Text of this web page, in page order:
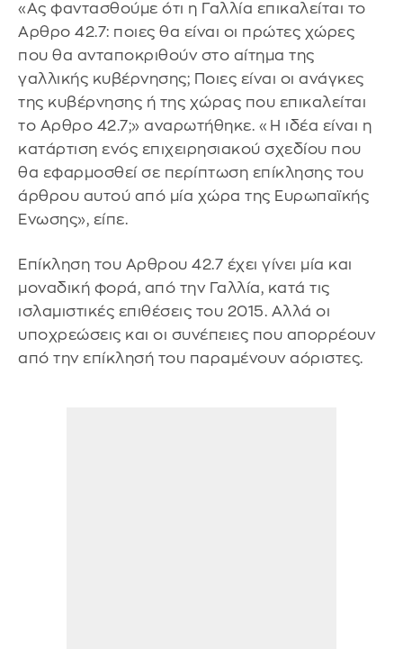
«Ας φαντασθούμε ότι η Γαλλία επικαλείται το
Αρθρο 42.7: ποιες θα είναι οι πρώτες χώρες
που θα ανταποκριθούν στο αίτημα της
γαλλικής κυβέρνησης; Ποιες είναι οι ανάγκες
της κυβέρνησης ή της χώρας που επικαλείται
το Αρθρο 42.7;» αναρωτήθηκε. «Η ιδέα είναι η
κατάρτιση ενός επιχειρησιακού σχεδίου που
θα εφαρμοσθεί σε περίπτωση επίκλησης του
άρθρου αυτού από μία χώρα της Ευρωπαϊκής
Ενωσης», είπε.
Επίκληση του Αρθρου 42.7 έχει γίνει μία και
μοναδική φορά, από την Γαλλία, κατά τις
ισλαμιστικές επιθέσεις του 2015. Αλλά οι
υποχρεώσεις και οι συνέπειες που απορρέουν
από την επίκλησή του παραμένουν αόριστες.